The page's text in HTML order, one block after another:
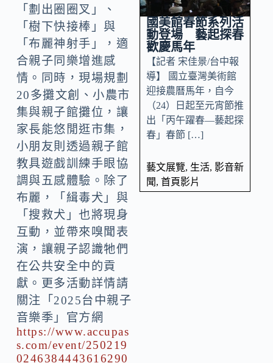
「劃出圈圈叉」、
「樹下快接棒」與
「布麗神射手」，適
合親子同樂增進感
情。同時，現場規劃
20多攤文創、小農市
集與親子館攤位，讓
家長能悠閒逛市集，
小朋友則透過親子館
教具遊戲訓練手眼協
調與五感體驗。除了
布麗，「緝毒犬」與
「搜救犬」也將現身
互動，並帶來嗅聞表
演，讓親子認識牠們
在公共安全中的貢
獻。更多活動詳情請
關注「2025台中親子
音樂季」官方網
https://www.accupas
s.com/event/250219
0246384443616290
國美館春節系列活
動登場 藝起探春
歡慶馬年
【記者 宋佳景/台中報
導】 國立臺灣美術館
迎接農曆馬年，自今
（24）日起至元宵節推
出「丙午躍春—藝起探
春」春節 […]
藝文展覽, 生活, 影音新
聞, 首頁影片